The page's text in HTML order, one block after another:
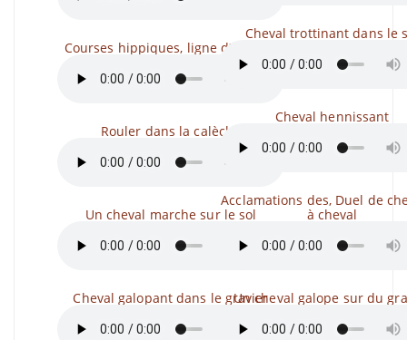
Courses hippiques, ligne d’arrivée,
Rouler dans la calèche
Un cheval marche sur le sol
Cheval galopant dans le gravier
Cheval trottinant dans le
Cheval hennissant
Acclamations des, Duel de
à cheval
Un cheval galope sur du